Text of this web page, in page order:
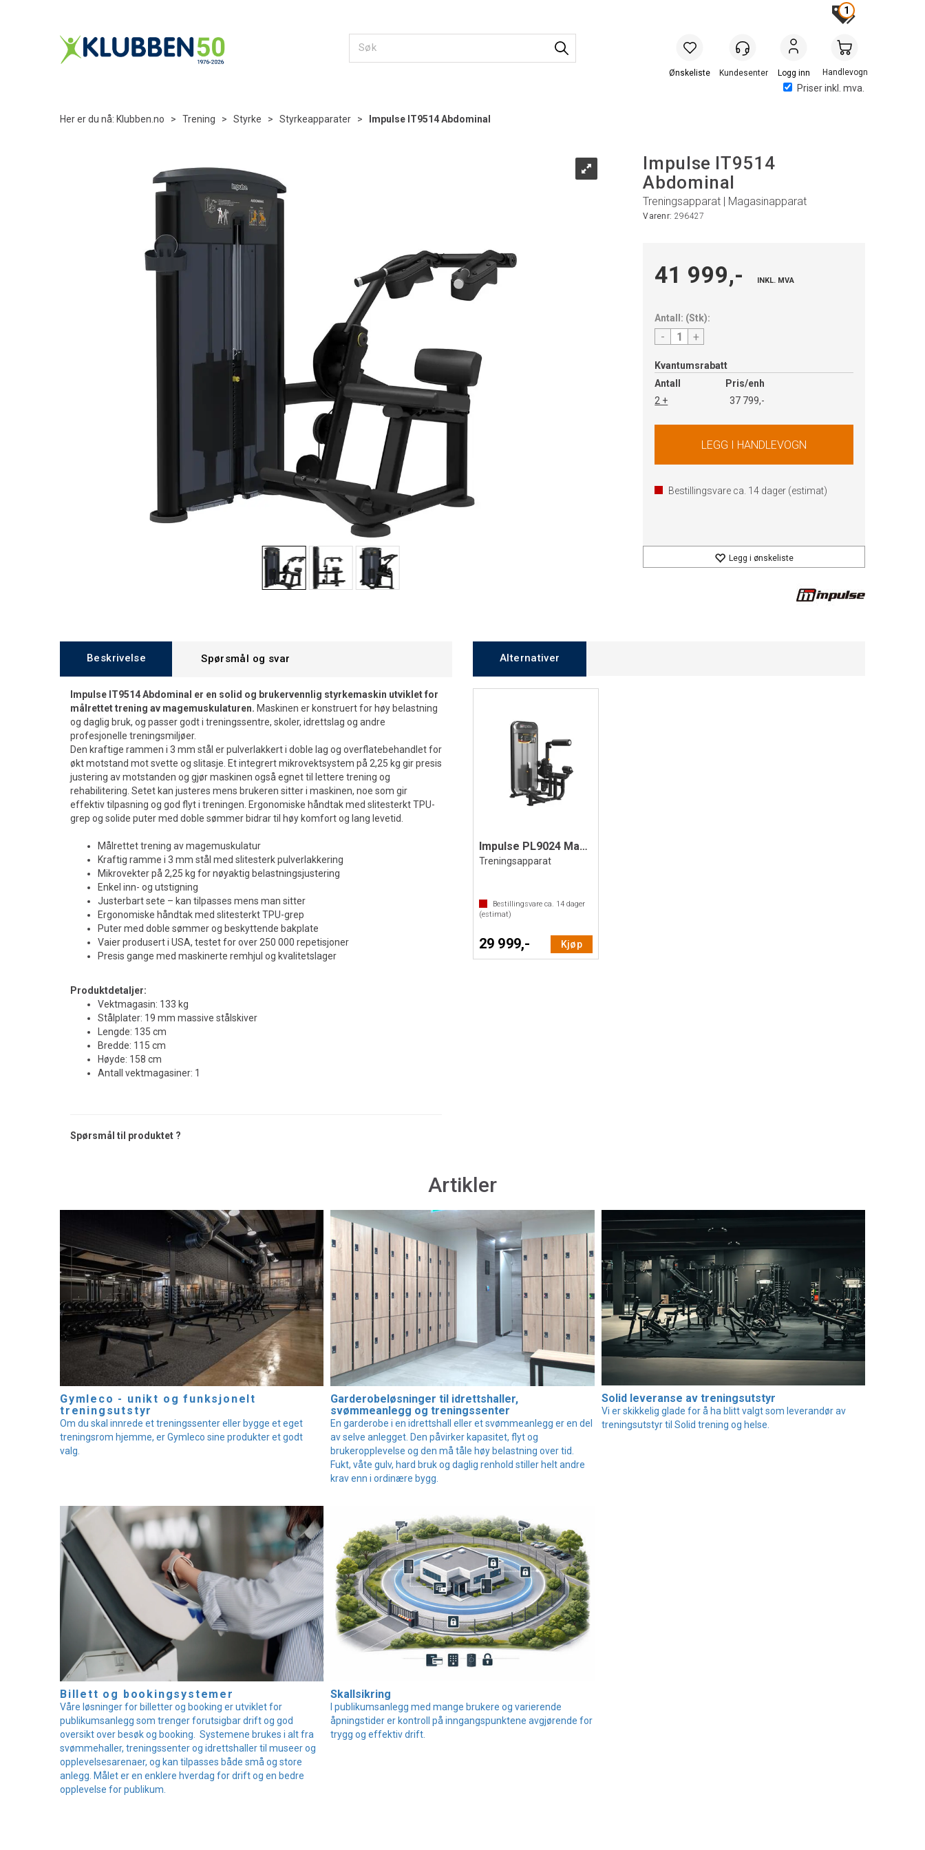
Priser inkl. mva.
Logg inn Handlevogn
1
Her er du nå: Klubben.no > Trening > Styrke > Styrkeapparater > Impulse IT9514 Abdominal
Impulse IT9514
Abdominal
Treningsapparat | Magasinapparat
Varenr: 296427
41 999,- INKL. MVA
Antall: (Stk):
- +
Kvantumsrabatt
Antall
Pris/enh
2 +
37 799,-
Bestillingsvare ca. 14 dager (estimat)
Legg i ønskeliste
Beskrivelse Spørsmål og svar
Impulse IT9514 Abdominal er en solid og brukervennlig styrkemaskin utviklet for
målrettet trening av magemuskulaturen. Maskinen er konstruert for høy belastning
og daglig bruk, og passer godt i treningssentre, skoler, idrettslag og andre
profesjonelle treningsmiljøer.
Den kraftige rammen i 3 mm stål er pulverlakkert i doble lag og overflatebehandlet for
økt motstand mot svette og slitasje. Et integrert mikrovektsystem på 2,25 kg gir presis
justering av motstanden og gjør maskinen også egnet til lettere trening og
rehabilitering. Setet kan justeres mens brukeren sitter i maskinen, noe som gir
effektiv tilpasning og god flyt i treningen. Ergonomiske håndtak med slitesterkt TPU-
grep og solide puter med doble sømmer bidrar til høy komfort og lang levetid.
Målrettet trening av magemuskulatur
Kraftig ramme i 3 mm stål med slitesterk pulverlakkering
Mikrovekter på 2,25 kg for nøyaktig belastningsjustering
Enkel inn- og utstigning
Justerbart sete – kan tilpasses mens man sitter
Ergonomiske håndtak med slitesterkt TPU-grep
Puter med doble sømmer og beskyttende bakplate
Vaier produsert i USA, testet for over 250 000 repetisjoner
Presis gange med maskinerte remhjul og kvalitetslager
Produktdetaljer:
Vektmagasin: 133 kg
Stålplater: 19 mm massive stålskiver
Lengde: 135 cm
Bredde: 115 cm
Høyde: 158 cm
Antall vektmagasiner: 1
Spørsmål til produktet ?
Alternativer
Impulse PL9024 Mage- og korsrygg
Treningsapparat
Bestillingsvare ca. 14 dager
(estimat)
29 999,- Kjøp
Artikler
Gymleco - unikt og funksjonelt
treningsutstyr
Om du skal innrede et treningssenter eller bygge et eget
treningsrom hjemme, er Gymleco sine produkter et godt
valg.
Garderobeløsninger til idrettshaller,
svømmeanlegg og treningssenter
En garderobe i en idrettshall eller et svømmeanlegg er en del
av selve anlegget. Den påvirker kapasitet, flyt og
brukeropplevelse og den må tåle høy belastning over tid.
Fukt, våte gulv, hard bruk og daglig renhold stiller helt andre
krav enn i ordinære bygg.
Solid leveranse av treningsutstyr
Vi er skikkelig glade for å ha blitt valgt som leverandør av
treningsutstyr til Solid trening og helse.
Billett og bookingsystemer
Våre løsninger for billetter og booking er utviklet for
publikumsanlegg som trenger forutsigbar drift og god
oversikt over besøk og booking. Systemene brukes i alt fra
svømmehaller, treningssenter og idrettshaller til museer og
opplevelsesarenaer, og kan tilpasses både små og store
anlegg. Målet er en enklere hverdag for drift og en bedre
opplevelse for publikum.
Skallsikring
I publikumsanlegg med mange brukere og varierende
åpningstider er kontroll på inngangspunktene avgjørende for
trygg og effektiv drift.